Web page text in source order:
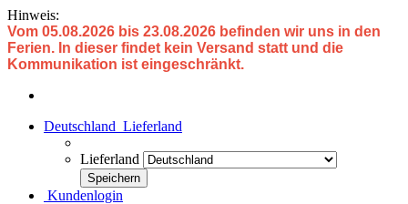
Hinweis:
Vom 05.08.2026 bis 23.08.2026 befinden wir uns in den
Ferien. In dieser findet kein Versand statt und die
Kommunikation ist eingeschränkt.
Deutschland Lieferland
Lieferland
Kundenlogin